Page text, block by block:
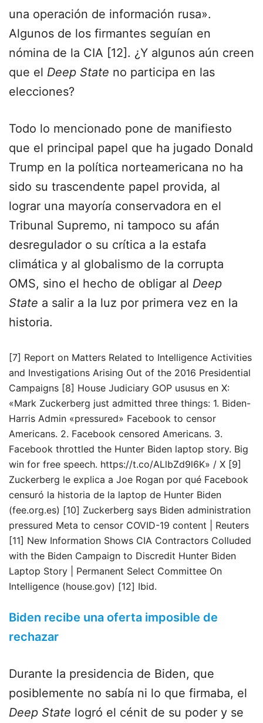
una operación de información rusa».
Algunos de los firmantes seguían en
nómina de la CIA [12]. ¿Y algunos aún creen
que el Deep State no participa en las
elecciones?
Todo lo mencionado pone de manifiesto
que el principal papel que ha jugado Donald
Trump en la política norteamericana no ha
sido su trascendente papel provida, al
lograr una mayoría conservadora en el
Tribunal Supremo, ni tampoco su afán
desregulador o su crítica a la estafa
climática y al globalismo de la corrupta
OMS, sino el hecho de obligar al Deep
State a salir a la luz por primera vez en la
historia.
[7] Report on Matters Related to Intelligence Activities
and Investigations Arising Out of the 2016 Presidential
Campaigns [8] House Judiciary GOP ususus en X:
«Mark Zuckerberg just admitted three things: 1. Biden-
Harris Admin «pressured» Facebook to censor
Americans. 2. Facebook censored Americans. 3.
Facebook throttled the Hunter Biden laptop story. Big
win for free speech. https://t.co/ALlbZd9l6K» / X [9]
Zuckerberg le explica a Joe Rogan por qué Facebook
censuró la historia de la laptop de Hunter Biden
(fee.org.es) [10] Zuckerberg says Biden administration
pressured Meta to censor COVID-19 content | Reuters
[11] New Information Shows CIA Contractors Colluded
with the Biden Campaign to Discredit Hunter Biden
Laptop Story | Permanent Select Committee On
Intelligence (house.gov) [12] Ibid.
Biden recibe una oferta imposible de
rechazar
Durante la presidencia de Biden, que
posiblemente no sabía ni lo que firmaba, el
Deep State logró el cénit de su poder y se